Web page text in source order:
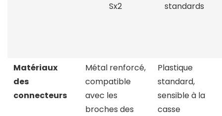
Sx2
standards
Matériaux
des
connecteurs
Métal renforcé,
compatible
avec les
broches des
Plastique
standard,
sensible à la
casse